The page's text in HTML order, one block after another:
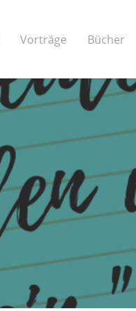
Vorträge Bücher